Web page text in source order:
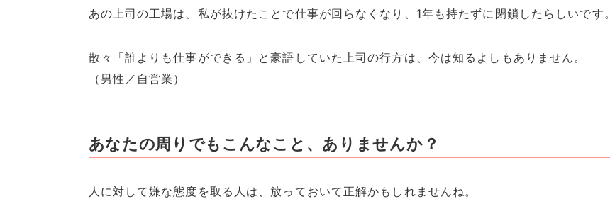
あの上司の工場は、私が抜けたことで仕事が回らなくなり、1年も持たずに閉鎖したらしいです。
散々「誰よりも仕事ができる」と豪語していた上司の行方は、今は知るよしもありません。
（男性／自営業）
あなたの周りでもこんなこと、ありませんか？
人に対して嫌な態度を取る人は、放っておいて正解かもしれませんね。